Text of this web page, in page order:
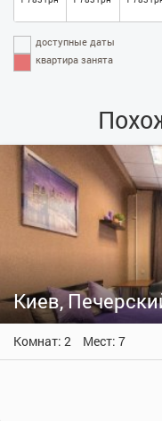
доступные даты
квартира занята
Киев,
Комнат: 2 Мест: 7